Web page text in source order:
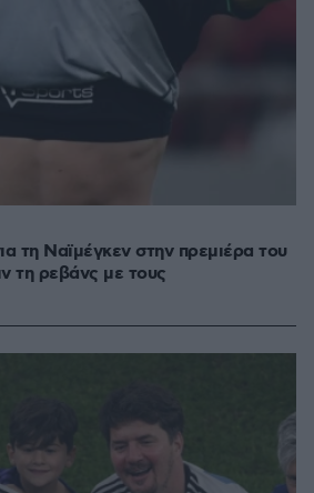
τη Ναϊμέγκεν στην πρεμιέρα του
τη ρεβάνς με τους